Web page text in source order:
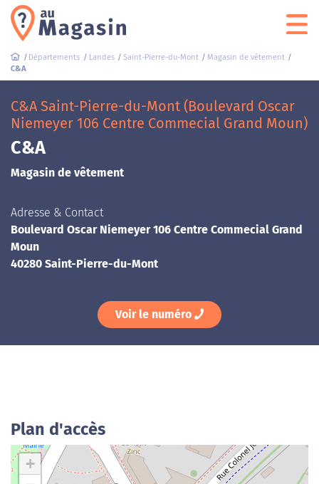
Départements Landes Saint-Pierre-du-Mont
Magasin de vêtement
C&A
C&A Saint-Pierre-du-Mont (Boulevard Oscar
Niemeyer 106 Centre Commecial Grand Moun)
C&A
Magasin de vêtement
Adresse & Contact
Boulevard Oscar Niemeyer 106 Centre Commecial Grand
Moun
40280 Saint-Pierre-du-Mont
Voir le numéro
Plan d'accès
+